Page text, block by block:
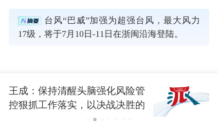
台风“巴威”加强为超强台风，最大风力
17级，将于7月10日-11日在浙闽沿海登陆。
王成：保持清醒头脑强化风险管
控狠抓工作落实，以决战决胜的
战斗姿态打赢防汛防台硬仗